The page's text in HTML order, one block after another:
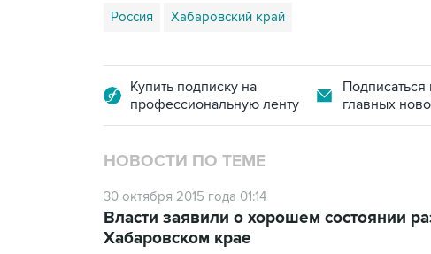
Россия Хабаровский край
Купить подписку на
профессиональную ленту
Подписаться
главных
НОВОСТИ ПО ТЕМЕ
30 октября 2015 года 01:14
Власти заявили о хорошем состоянии
Хабаровском крае